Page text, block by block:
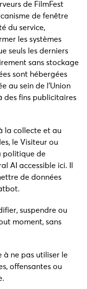
de FilmFest
de fenêtre
du service,
les systèmes
seuls les derniers
sans stockage
sont hébergées
au sein de l’Union
des fins publicitaires
la collecte et au
le Visiteur ou
politique de
AI accessible ici. Il
de données
suspendre ou
moment, sans
à ne pas utiliser le
offensantes ou